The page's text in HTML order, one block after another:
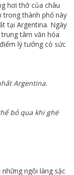
hơi thở của châu
trong thành phố này
tại Argentina. Ngày
tâm văn hóa
lý tưởng có sức
Argentina.
bỏ qua khi ghé
ngôi làng sặc